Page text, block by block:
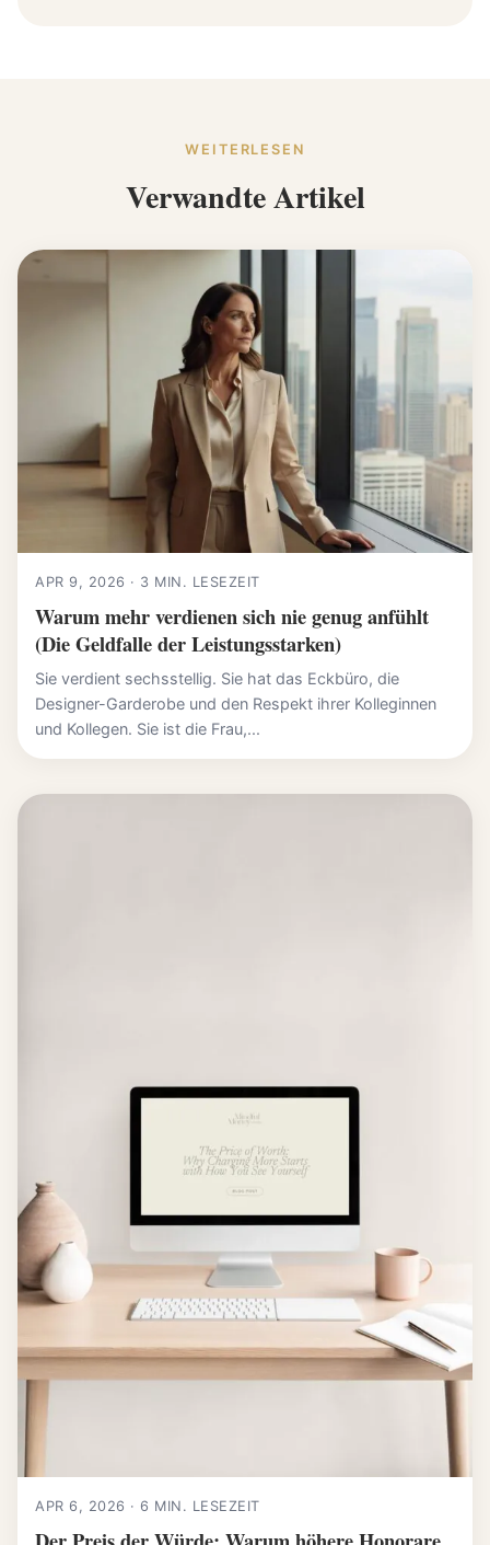
WEITERLESEN
Verwandte Artikel
APR 9, 2026 · 3 MIN. LESEZEIT
Warum mehr verdienen sich nie genug anfühlt
(Die Geldfalle der Leistungsstarken)
Sie verdient sechsstellig. Sie hat das Eckbüro, die
Designer-Garderobe und den Respekt ihrer Kolleginnen
und Kollegen. Sie ist die Frau,...
APR 6, 2026 · 6 MIN. LESEZEIT